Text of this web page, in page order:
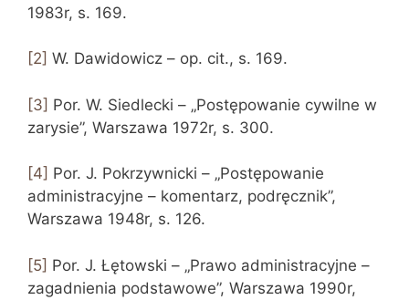
1983r, s. 169.
[2] W. Dawidowicz – op. cit., s. 169.
[3] Por. W. Siedlecki – „Postępowanie cywilne w
zarysie”, Warszawa 1972r, s. 300.
[4] Por. J. Pokrzywnicki – „Postępowanie
administracyjne – komentarz, podręcznik”,
Warszawa 1948r, s. 126.
[5] Por. J. Łętowski – „Prawo administracyjne –
zagadnienia podstawowe”, Warszawa 1990r,